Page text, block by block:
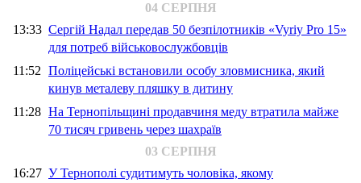
04 СЕРПНЯ
13:33 Сергій Надал передав 50 безпілотників «Vyriy Pro 15»
для потреб військовослужбовців
11:52 Поліцейські встановили особу зловмисника, який
кинув металеву пляшку в дитину
11:28 На Тернопільщині продавчиня меду втратила майже
70 тисяч гривень через шахраїв
03 СЕРПНЯ
16:27 У Тернополі судитимуть чоловіка, якому